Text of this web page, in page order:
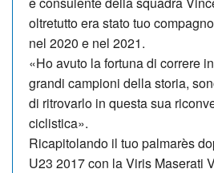
oltretutto era stato tuo
nel 2020 e nel 2021.
«Ho avuto la fortuna di correre
grandi campioni della storia,
di ri­trovarlo in questa sua
ciclistica».
Ricapitolando il tuo palmarès
U23 2017 con la Viris Ma­se­rati